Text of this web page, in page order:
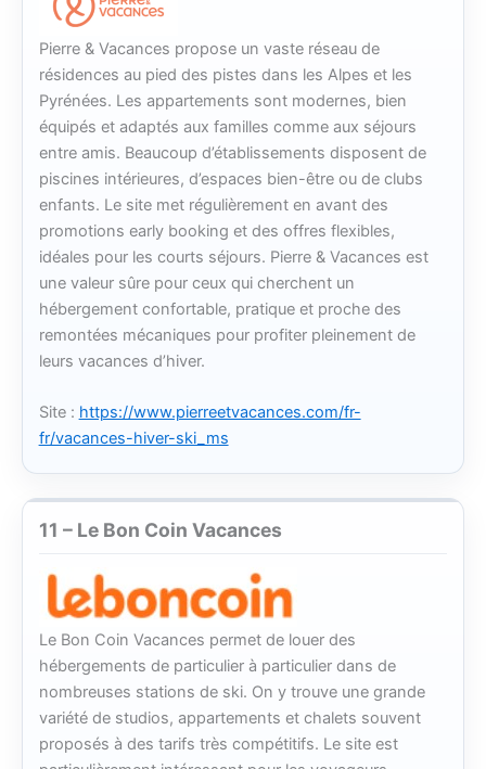
Pierre & Vacances propose un vaste réseau de
résidences au pied des pistes dans les Alpes et les
Pyrénées. Les appartements sont modernes, bien
équipés et adaptés aux familles comme aux séjours
entre amis. Beaucoup d’établissements disposent de
piscines intérieures, d’espaces bien-être ou de clubs
enfants. Le site met régulièrement en avant des
promotions early booking et des offres flexibles,
idéales pour les courts séjours. Pierre & Vacances est
une valeur sûre pour ceux qui cherchent un
hébergement confortable, pratique et proche des
remontées mécaniques pour profiter pleinement de
leurs vacances d’hiver.
Site : https://www.pierreetvacances.com/fr-
fr/vacances-hiver-ski_ms
11 – Le Bon Coin Vacances
Le Bon Coin Vacances permet de louer des
hébergements de particulier à particulier dans de
nombreuses stations de ski. On y trouve une grande
variété de studios, appartements et chalets souvent
proposés à des tarifs très compétitifs. Le site est